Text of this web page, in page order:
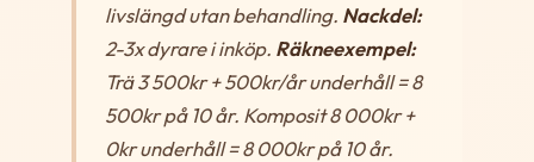
livslängd utan behandling. Nackdel:
2-3x dyrare i inköp. Räkneexempel:
Trä 3 500kr + 500kr/år underhåll = 8
500kr på 10 år. Komposit 8 000kr +
0kr underhåll = 8 000kr på 10 år.